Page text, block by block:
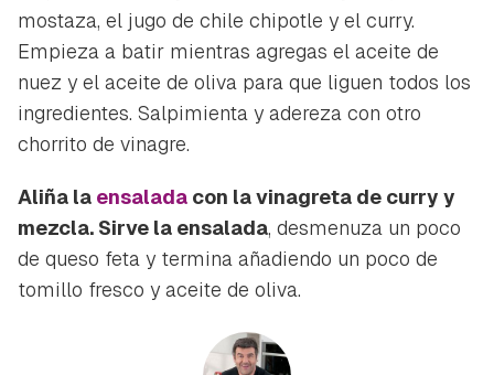
mostaza, el jugo de chile chipotle y el curry.
Empieza a batir mientras agregas el aceite de
nuez y el aceite de oliva para que liguen todos los
ingredientes. Salpimienta y adereza con otro
chorrito de vinagre.
Aliña la ensalada con la vinagreta de curry y
mezcla. Sirve la ensalada, desmenuza un poco
de queso feta y termina añadiendo un poco de
tomillo fresco y aceite de oliva.